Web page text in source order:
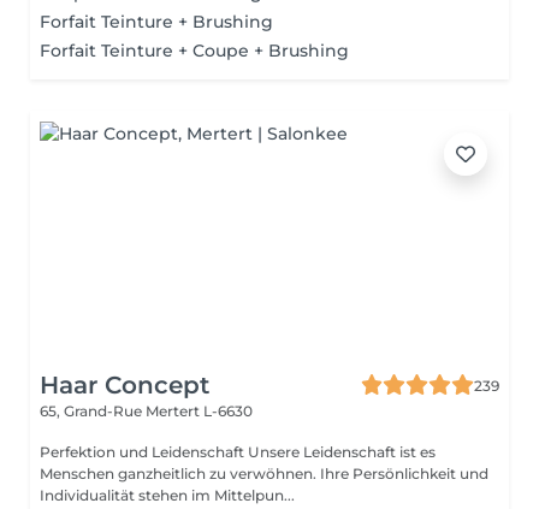
Forfait Teinture + Brushing
Forfait Teinture + Coupe + Brushing
Haar Concept
239
65, Grand-Rue Mertert L-6630
Perfektion und Leidenschaft Unsere Leidenschaft ist es
Menschen ganzheitlich zu verwöhnen. Ihre Persönlichkeit und
Individualität stehen im Mittelpun...